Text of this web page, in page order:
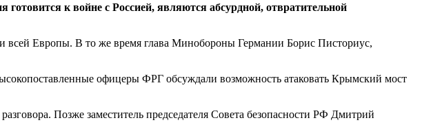
к войне с Россией, являются абсурдной, отвратительной
всей Европы. В то же время глава Минобороны Германии Борис Писториус,
офицеры ФРГ обсуждали возможность атаковать Крымский мост
Позже заместитель председателя Совета безопасности РФ Дмитрий